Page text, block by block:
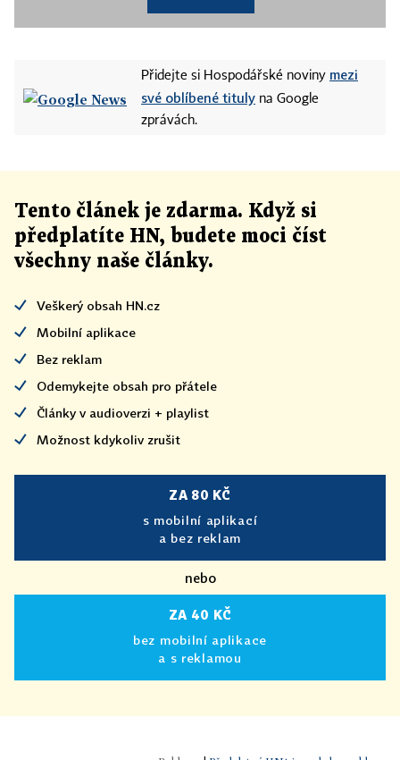
Přidejte si Hospodářské noviny mezi
své oblíbené tituly na Google
zprávách.
Tento článek je zdarma. Když si
předplatíte HN, budete moci číst
všechny naše články.
Veškerý obsah HN.cz
Mobilní aplikace
Bez reklam
Odemykejte obsah pro přátele
Články v audioverzi + playlist
Možnost kdykoliv zrušit
ZA 80 KČ
s mobilní aplikací
a bez reklam
nebo
ZA 40 KČ
bez mobilní aplikace
a s reklamou